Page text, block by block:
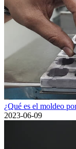
¿Qué es el moldeo
2023-06-09